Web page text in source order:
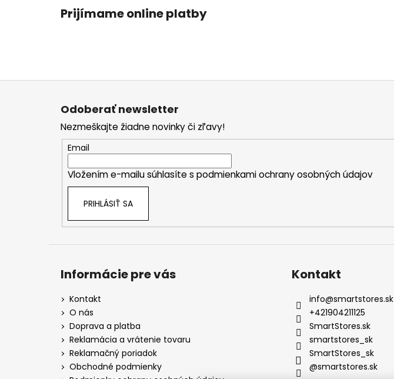
Prijímame online platby
Z
Odoberať newsletter
Nezmeškajte žiadne novinky či zľavy!
Email
Vložením e-mailu súhlasíte s podmienkami ochrany osobných údajov
PRIHLÁSIŤ SA
Informácie pre vás
Kontakt
O nás
Doprava a platba
Reklamácia a vrátenie tovaru
Reklamačný poriadok
Obchodné podmienky
Kontakt
info@smartstores.sk
+421904211125
SmartStores.sk
smartstores_sk
SmartStores_sk
@smartstores.sk